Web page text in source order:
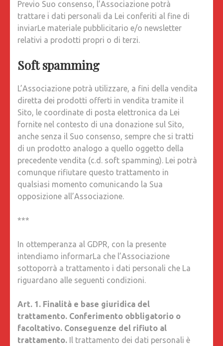
Previo Suo consenso, l’Associazione potrà
trattare i dati personali da Lei conferiti al fine di
inviarLe materiale pubblicitario e/o newsletter
relativi a prodotti propri o di terzi.
Soft spamming
L’Associazione potrà utilizzare, a fini della vendita
diretta dei prodotti offerti in vendita tramite il
Sito, le coordinate di posta elettronica da Lei
fornite nel contesto di una donazione sul Sito,
anche senza il Suo consenso, sempre che si tratti
di un prodotto analogo a quello oggetto della
precedente vendita (c.d. soft spamming). Lei potrà
comunque rifiutare questo trattamento in
qualsiasi momento comunicando la Sua
opposizione all’Associazione.
***
In ottemperanza al GDPR, con la presente
intendiamo informarLa che l’Associazione
sottoporrà a trattamento i dati personali che La
riguardano alle seguenti condizioni.
Art. 1. Finalità e base giuridica del
trattamento. Conferimento obbligatorio o
facoltativo. Conseguenze del rifiuto al
trattamento. Il trattamento dei dati personali è